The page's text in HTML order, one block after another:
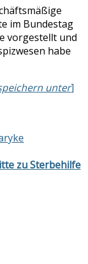
im Bundestag
vorgestellt und
habe
unter]
zu Sterbehilfe